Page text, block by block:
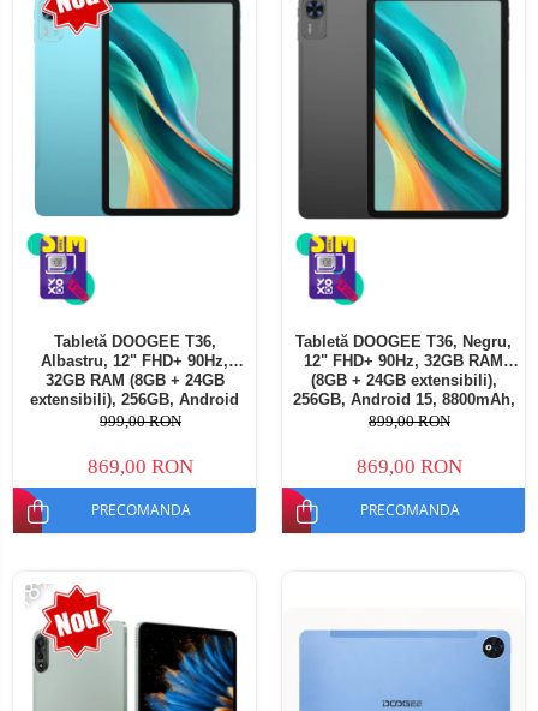
Tabletă DOOGEE T36,
Albastru, 12" FHD+ 90Hz,
32GB RAM (8GB + 24GB
extensibili), 256GB, Android
15, 8800mAh, Dual SIM
999,00 RON
869,00 RON
PRECOMANDA
Tabletă DOOGEE T36, Negru,
12" FHD+ 90Hz, 32GB RAM
(8GB + 24GB extensibili),
256GB, Android 15, 8800mAh,
Dual SIM
899,00 RON
869,00 RON
PRECOMANDA
-18%